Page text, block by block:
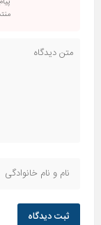
ثبت دیدگاه